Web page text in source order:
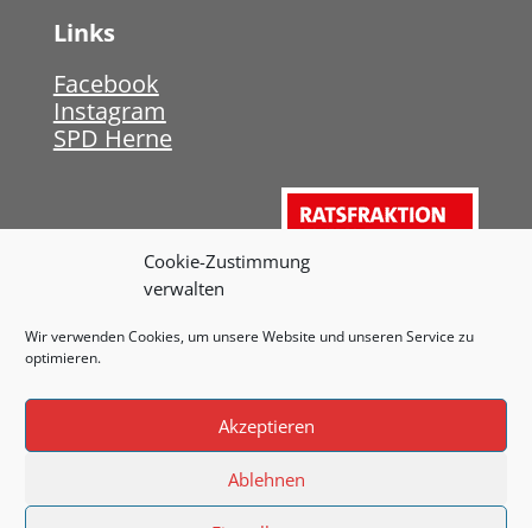
Cookie-Zustimmung
verwalten
Wir verwenden Cookies, um unsere Website und unseren Service zu
optimieren.
Akzeptieren
Ablehnen
Links
Facebook
Instagram
SPD Herne